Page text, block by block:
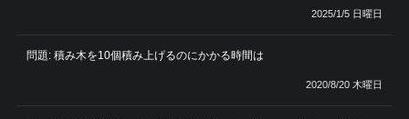
2025/1/5 日曜日
問題: 積み木を10個積み上げるのにかかる時間は
2020/8/20 木曜日